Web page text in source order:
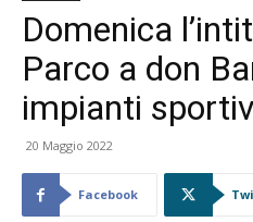
Domenica
Parco a don
impianti
20 Maggio 2022
Facebook